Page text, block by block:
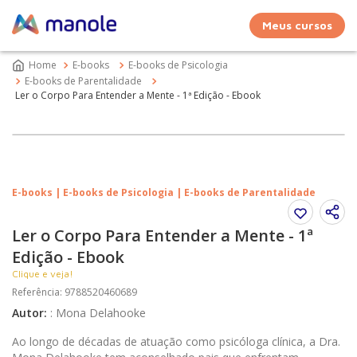
Meus cursos
E-books
E-books de Psicologia
E-books de Parentalidade
Ler o Corpo Para Entender a Mente - 1ª Edição - Ebook
E-books | E-books de Psicologia | E-books de Parentalidade
Ler o Corpo Para Entender a Mente - 1ª
Edição - Ebook
Clique e veja!
Referência: 9788520460689
Autor: : Mona Delahooke
Ao longo de décadas de atuação como psicóloga clínica, a Dra.